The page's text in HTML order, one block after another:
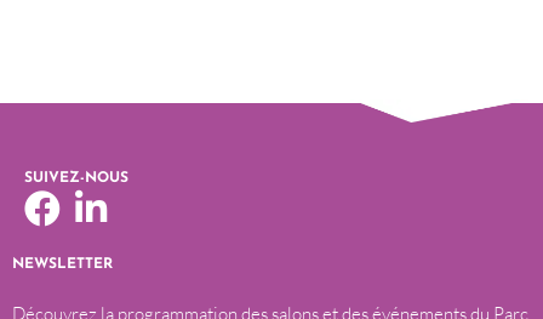
SUIVEZ-NOUS
NEWSLETTER
Découvrez la programmation des salons et des événements du Parc